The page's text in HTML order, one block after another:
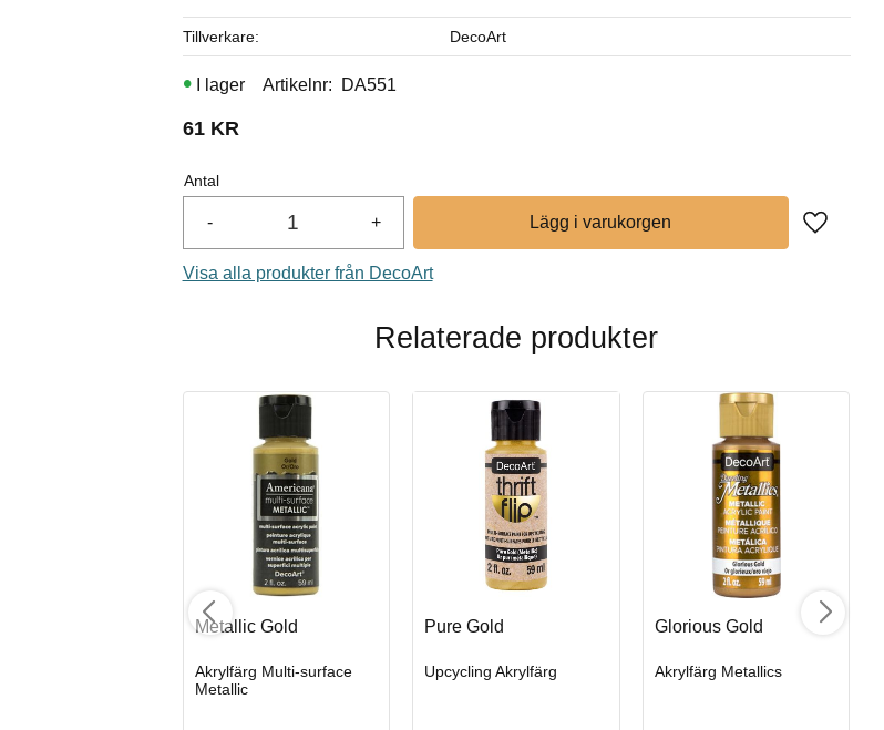
61KR
Antal
+
-
Lägg till
I lager Artikelnr DA551
Tillverkare DecoArt
Visa alla produkter från DecoArt
Relaterade produkter
Metallic Gold
Akrylfärg Multi-surface
Metallic
Pure Gold
Upcycling Akrylfärg
Glorious Gold
Akrylfärg Metallics